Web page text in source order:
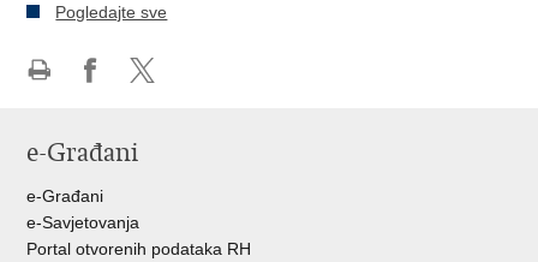
Pogledajte sve
FacebookuTwitteru
e-Građani
e-Građani
e-Savjetovanja
Portal otvorenih podataka RH